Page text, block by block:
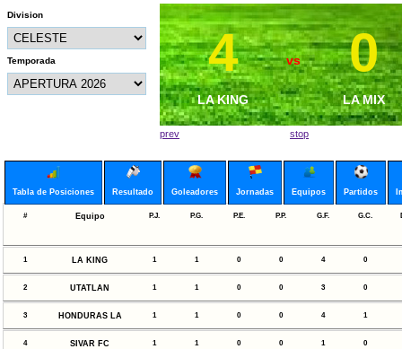
Division
Temporada 4
LA KING
vs 0
LA MIX
1
MALETAS CF
vs 4
HONDURAS
prev stop
Tabla de Posiciones Resultado Goleadores Jornadas Equipos Partidos
# Equipo P.J. P.G. P.E. P.P. G.F. G.C.
1 LA KING 1 1 0 0 4 0
2 UTATLAN 1 1 0 0 3 0
3 HONDURAS LA 1 1 0 0 4 1
4 SIVAR FC 1 1 0 0 1 0